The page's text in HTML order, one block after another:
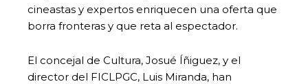
cineastas y expertos enriquecen una oferta que
borra fronteras y que reta al espectador.
El concejal de Cultura, Josué Íñiguez, y el
director del FICLPGC, Luis Miranda, han